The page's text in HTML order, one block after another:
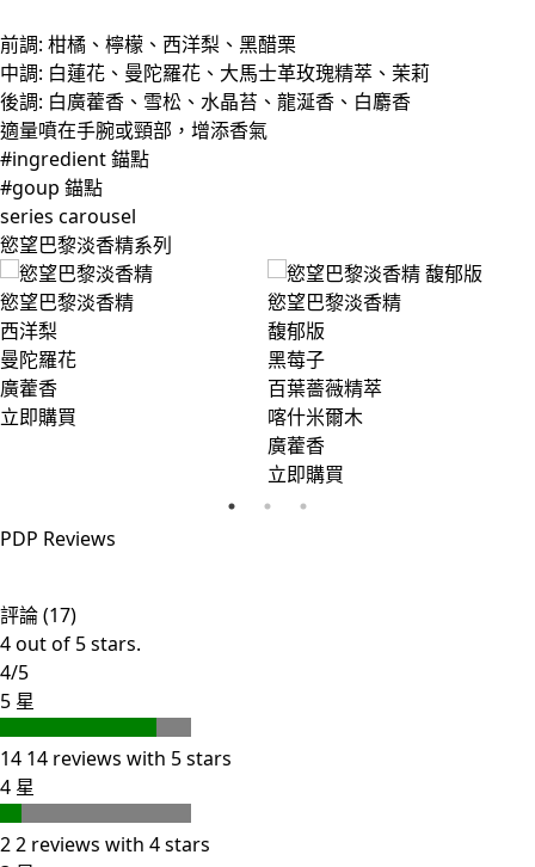
前調: 柑橘、檸檬、西洋梨、黑醋栗
中調: 白蓮花、曼陀羅花、大馬士革玫瑰精萃、茉莉
後調: 白廣藿香、雪松、水晶苔、龍涎香、白麝香
適量噴在手腕或頸部，增添香氣
#ingredient 錨點
#goup 錨點
series carousel
慾望巴黎淡香精系列
慾望巴黎淡香精
西洋梨
曼陀羅花
廣藿香
立即購買
慾望巴黎淡香精
馥郁版
黑莓子
百葉薔薇精萃
喀什米爾木
廣藿香
立即購買
PDP Reviews
評論 (17)
4 out of 5 stars.
4/5
5 星
14 14 reviews with 5 stars
4 星
22 reviews with 4 stars